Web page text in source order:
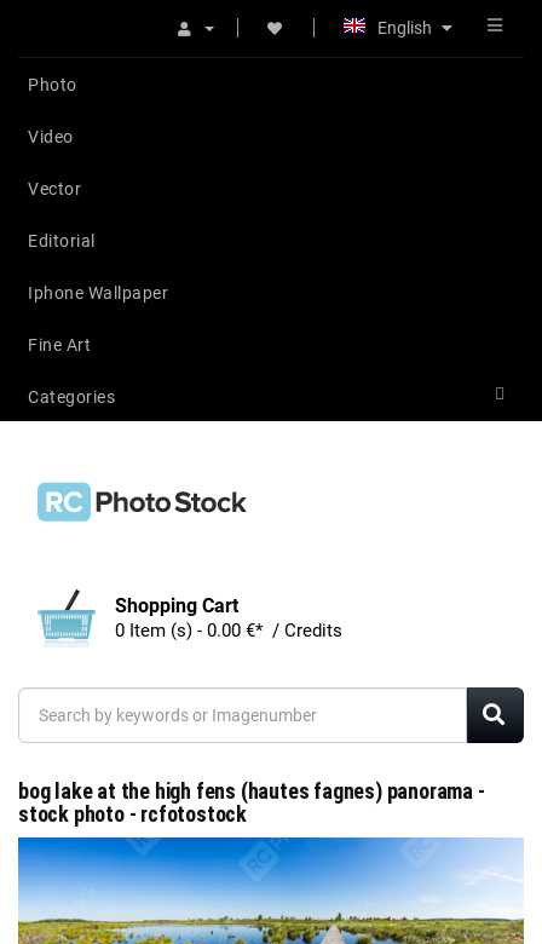
English
Photo
Video
Vector
Editorial
Iphone Wallpaper
Fine Art
Categories
Shopping Cart
0 Item (s) - 0.00 €* / Credits
bog lake at the high fens (hautes fagnes) panorama -
stock photo - rcfotostock